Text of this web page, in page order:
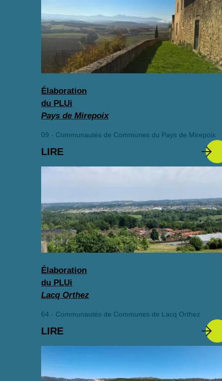
Élaboration
du PLUi
Pays de Mirepoix
09 - Communautés de Communes du Pays de Mirepoix
LIRE
Élaboration
du PLUi
Lacq Orthez
64 - Communautés de Communes de Lacq Orthez
LIRE